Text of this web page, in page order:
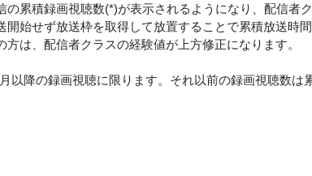
の累積録画視聴数(*)が表示されるようになり、配信者
開始せず放送枠を取得して放置することで累積放送時
方は、配信者クラスの経験値が上方修正になります。
以降の録画視聴に限ります。それ以前の録画視聴数は